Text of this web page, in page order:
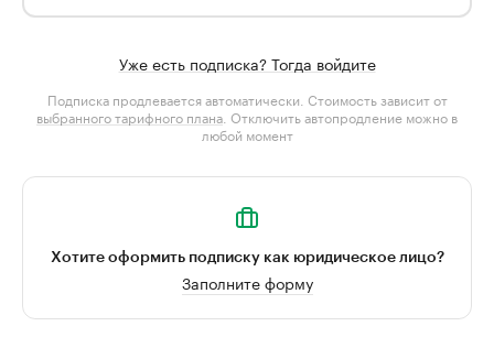
Уже есть подписка? Тогда войдите
Подписка продлевается автоматически. Стоимость зависит от
выбранного тарифного плана . Отключить автопродление можно в
любой момент
Хотите оформить подписку как юридическое лицо?
Заполните форму